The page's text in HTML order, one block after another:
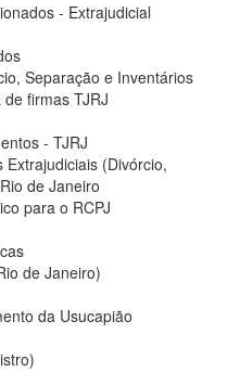
- Extrajudicial
Separação e Inventários
firmas TJRJ
- TJRJ
(Divórcio,
de Janeiro
para o RCPJ
de Janeiro)
da Usucapião